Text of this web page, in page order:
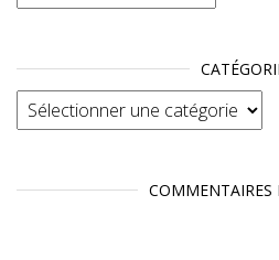
Catégories
COMMENTAIRES